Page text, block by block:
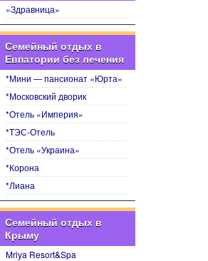
«Здравница»
Семейный отдых в
Евпатории без лечения
*Мини — пансионат «Юрта»
*Московский дворик
*Отель «Империя»
*ТЭС-Отель
*Отель «Украина»
*Корона
*Лиана
Семейный отдых в
Крыму
Mriya Resort&Spa